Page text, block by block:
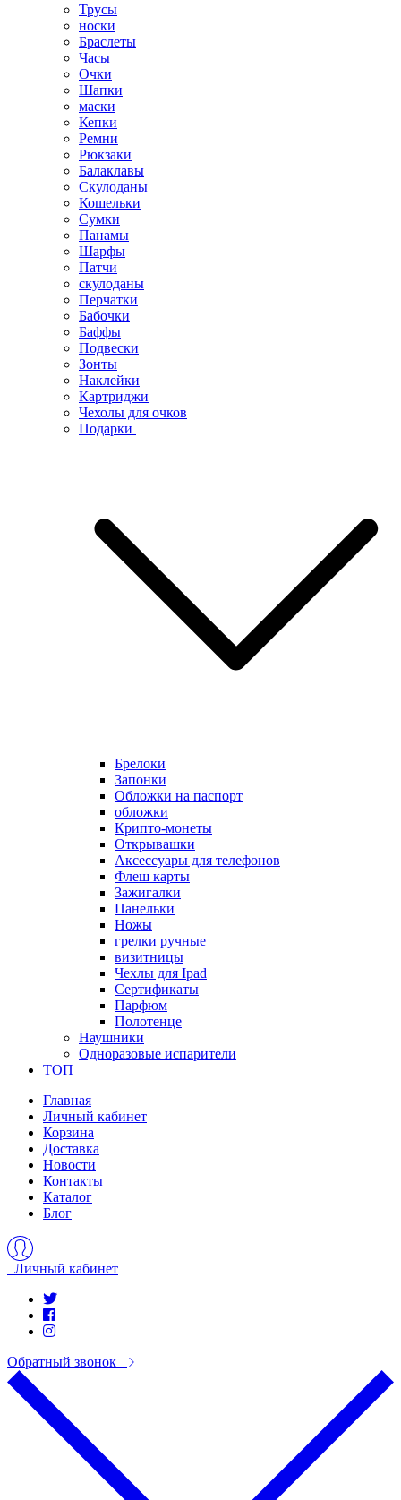
Трусы
носки
Браслеты
Часы
Очки
Шапки
маски
Кепки
Ремни
Рюкзаки
Балаклавы
Скулоданы
Кошельки
Сумки
Панамы
Шарфы
Патчи
скулоданы
Перчатки
Бабочки
Баффы
Подвески
Зонты
Наклейки
Картриджи
Чехолы для очков
Подарки
Брелоки
Запонки
Обложки на паспорт
обложки
Крипто-монеты
Открывашки
Аксессуары для телефонов
Флеш карты
Зажигалки
Панельки
Ножы
грелки ручные
визитницы
Чехлы для Ipad
Сертификаты
Парфюм
Полотенце
Наушники
Одноразовые испарители
ТОП
Главная
Личный кабинет
Корзина
Доставка
Новости
Контакты
Каталог
Блог
Личный кабинет
Обратный звонок